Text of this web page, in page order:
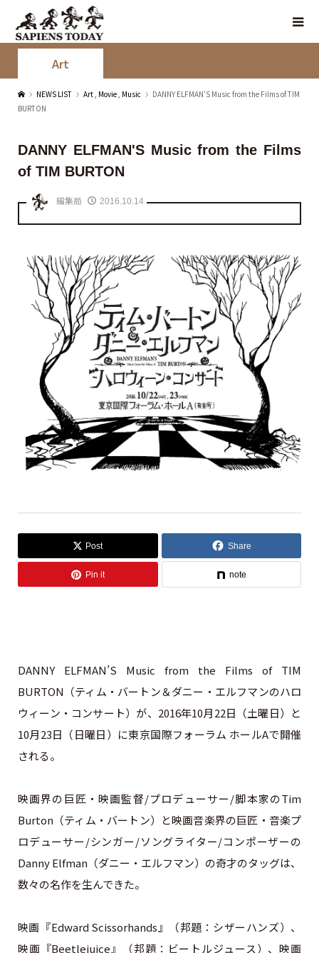
Art
NEWS LIST Art, Movie, Music
DANNY ELFMAN'S Music from the Films of TIM
BURTON
DANNY ELFMAN'S Music from the Films
of TIM BURTON
編集局 2016.10.14
Post Share
Pin it note
DANNY ELFMAN’S Music from the Films of TIM
BURTON（ティム・バートン＆ダニー・エルフマンのハロ
ウィーン・コンサート）が、2016年10月22日（土曜日）と
10月23日（日曜日）に東京国際フォーラム ホールAで開催
される。
映画界の巨匠・映画監督/プロデューサー/脚本家のTim
Burton（ティム・バートン）と映画音楽界の巨匠・音楽プ
ロデューサー/シンガー/ソングライター/コンポーザーの
Danny Elfman（ダニー・エルフマン）の奇才のタッグは、
数々の名作を生んできた。
映画『Edward Scissorhands』（邦題：シザーハンズ）、
映画『Beetlejuice』（邦題：ビートルジュース）、映画